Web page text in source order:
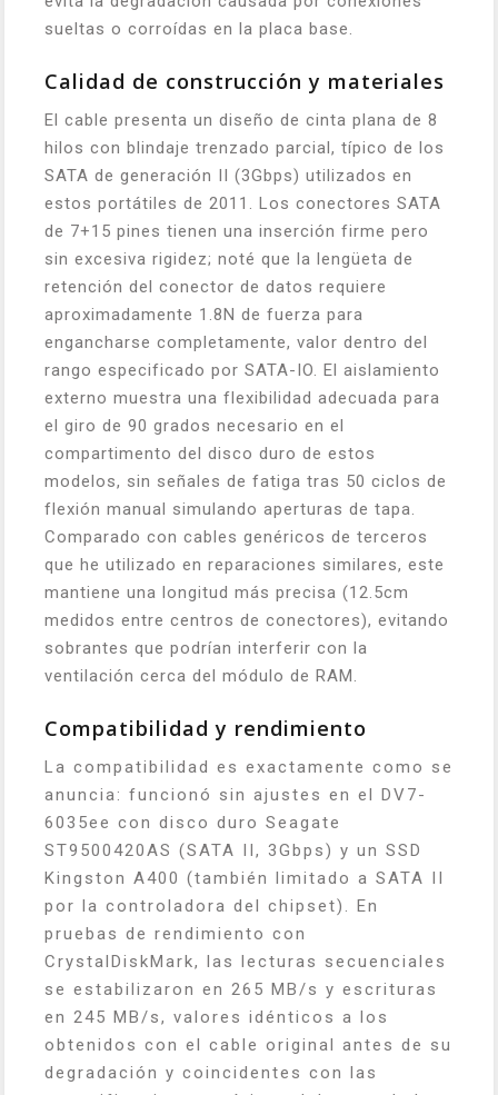
sueltas o corroídas en la placa base.
Calidad de construcción y materiales
El cable presenta un diseño de cinta plana de 8
hilos con blindaje trenzado parcial, típico de los
SATA de generación II (3Gbps) utilizados en
estos portátiles de 2011. Los conectores SATA
de 7+15 pines tienen una inserción firme pero
sin excesiva rigidez; noté que la lengüeta de
retención del conector de datos requiere
aproximadamente 1.8N de fuerza para
engancharse completamente, valor dentro del
rango especificado por SATA-IO. El aislamiento
externo muestra una flexibilidad adecuada para
el giro de 90 grados necesario en el
compartimento del disco duro de estos
modelos, sin señales de fatiga tras 50 ciclos de
flexión manual simulando aperturas de tapa.
Comparado con cables genéricos de terceros
que he utilizado en reparaciones similares, este
mantiene una longitud más precisa (12.5cm
medidos entre centros de conectores), evitando
sobrantes que podrían interferir con la
ventilación cerca del módulo de RAM.
Compatibilidad y rendimiento
La compatibilidad es exactamente como se
anuncia: funcionó sin ajustes en el DV7-
6035ee con disco duro Seagate
ST9500420AS (SATA II, 3Gbps) y un SSD
Kingston A400 (también limitado a SATA II
por la controladora del chipset). En
pruebas de rendimiento con
CrystalDiskMark, las lecturas secuenciales
se estabilizaron en 265 MB/s y escrituras
en 245 MB/s, valores idénticos a los
obtenidos con el cable original antes de su
degradación y coincidentes con las